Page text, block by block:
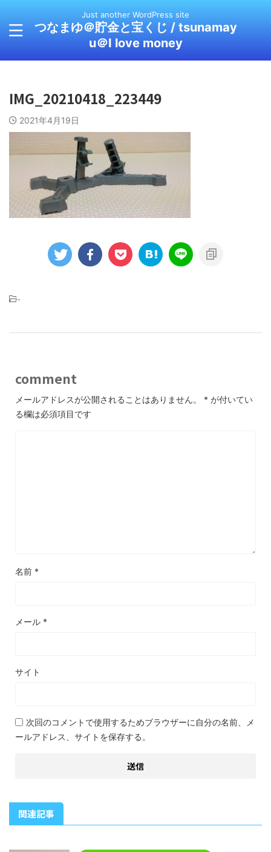
Just another WordPress site
つなまゆ＠貯金と宝くじ / tsunamay
u＠I love money
IMG_20210418_223449
2021年4月19日
-
comment
メールアドレスが公開されることはありません。 * が付いてい
る欄は必須項目です
名前 *
メール *
サイト
次回のコメントで使用するためブラウザーに自分の名前、メ
ールアドレス、サイトを保存する。
関連記事